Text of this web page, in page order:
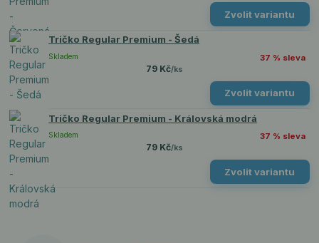
Zvolit variantu
Tričko Regular Premium - Šedá
37 % sleva
79 Kč/ks
Skladem
Zvolit variantu
Tričko Regular Premium - Královská modrá
37 % sleva
79 Kč/ks
Skladem
Zvolit variantu